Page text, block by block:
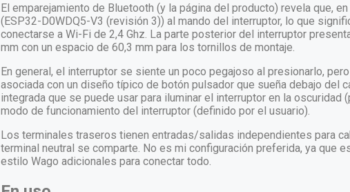
El emparejamiento de Bluetooth (y la página del producto) revela que,
(ESP32-D0WDQ5-V3 (revisión 3)) al mando del interruptor, lo que
conectarse a Wi-Fi de 2,4 Ghz. La parte posterior del interruptor
mm con un espacio de 60,3 mm para los tornillos de montaje.
En general, el interruptor se siente un poco pegajoso al presionarlo,
asociada con un diseño típico de botón pulsador que sueña debajo del
integrada que se puede usar para iluminar el interruptor en la oscuridad
modo de funcionamiento del interruptor (definido por el usuario).
Los terminales traseros tienen entradas/salidas independientes para
terminal neutral se comparte. No es mi configuración preferida, ya que
estilo Wago adicionales para conectar todo.